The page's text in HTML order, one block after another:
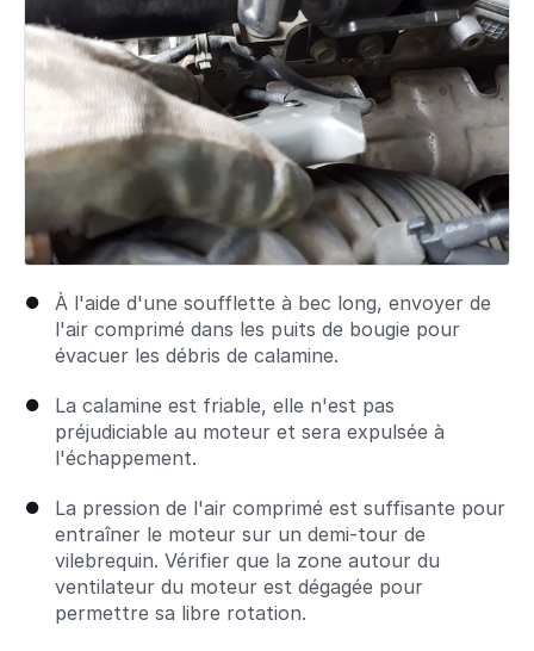
À l'aide d'une soufflette à bec long, envoyer de
l'air comprimé dans les puits de bougie pour
évacuer les débris de calamine.
La calamine est friable, elle n'est pas
préjudiciable au moteur et sera expulsée à
l'échappement.
La pression de l'air comprimé est suffisante pour
entraîner le moteur sur un demi-tour de
vilebrequin. Vérifier que la zone autour du
ventilateur du moteur est dégagée pour
permettre sa libre rotation.